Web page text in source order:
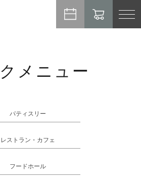
メニュー
パティスリー
レストラン・カフェ
フードホール